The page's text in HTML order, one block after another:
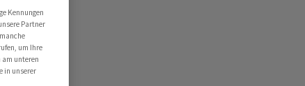
Kennungen
Partner
um Ihre
unteren
in unserer